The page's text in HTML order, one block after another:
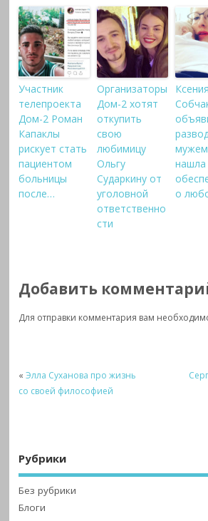
Участник
телепроекта
Дом-2 Роман
Капаклы
рискует стать
пациентом
больницы
после…
Организаторы
Дом-2 хотят
откупить
свою
любимицу
Ольгу
Сударкину от
уголовной
ответственно
сти
Ксения
нашла
о
Добавить
Для отправки комментария вам
«Элла Суханова про жизнь
со своей философией
Рубрики
Без рубрики
Блоги